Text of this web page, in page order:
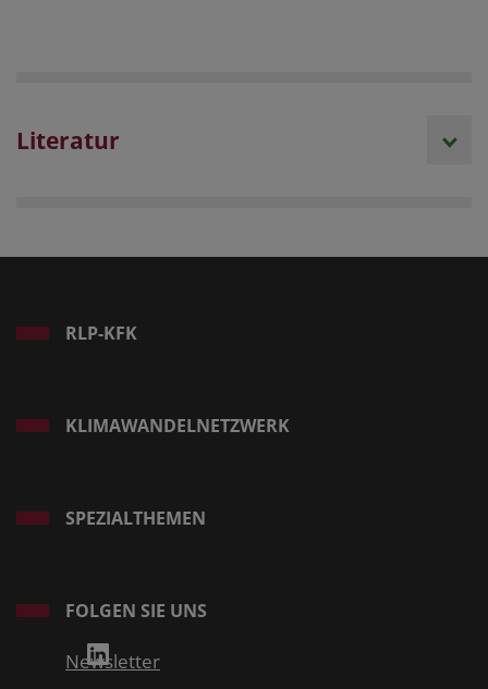
Literatur
RLP-KFK
KLIMAWANDELNETZWERK
SPEZIALTHEMEN
FOLGEN SIE UNS
Newsletter